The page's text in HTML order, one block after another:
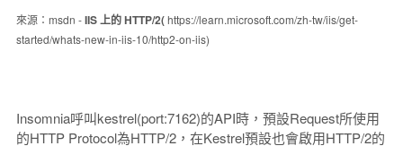
來源：msdn -IIS 上的 HTTP/2(https://learn.microsoft.com/zh-tw/iis/get-
started/whats-new-in-iis-10/http2-on-iis)
Insomnia呼叫kestrel(port:7162)的API時，預設Request所使用
的HTTP Protocol為HTTP/2，在Kestrel預設也會啟用HTTP/2的